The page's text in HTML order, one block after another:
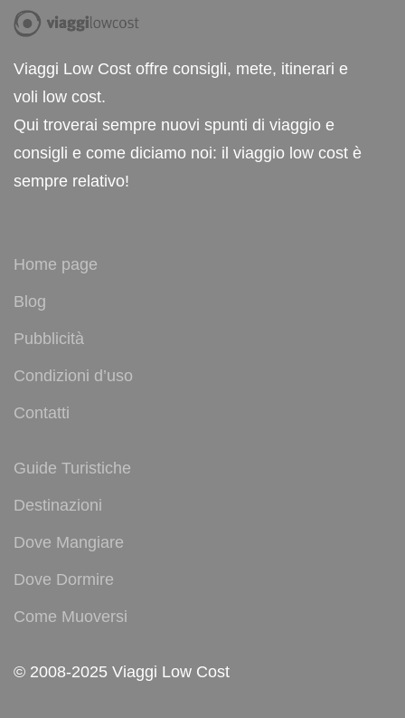
Viaggi Low Cost offre consigli, mete, itinerari e
voli low cost.
Qui troverai sempre nuovi spunti di viaggio e
consigli e come diciamo noi: il viaggio low cost è
sempre relativo!
Home page
Blog
Pubblicità
Condizioni d’uso
Contatti
Guide Turistiche
Destinazioni
Dove Mangiare
Dove Dormire
Come Muoversi
© 2008-2025 Viaggi Low Cost